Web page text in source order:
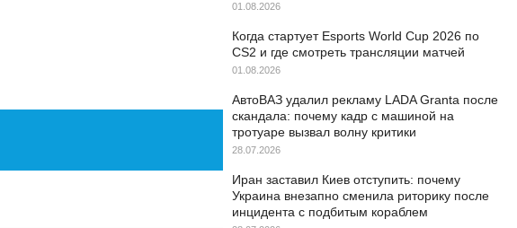
01.08.2026
Когда стартует Esports World Cup 2026 по
CS2 и где смотреть трансляции матчей
01.08.2026
АвтоВАЗ удалил рекламу LADA Granta после
скандала: почему кадр с машиной на
тротуаре вызвал волну критики
28.07.2026
Иран заставил Киев отступить: почему
Украина внезапно сменила риторику после
инцидента с подбитым кораблем